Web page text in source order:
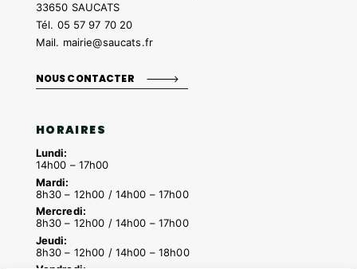
33650 SAUCATS
Tél. 05 57 97 70 20
Mail. mairie@saucats.fr
NOUS CONTACTER
HORAIRES
Lundi:
14h00 – 17h00
Mardi:
8h30 – 12h00 / 14h00 – 17h00
Mercredi:
8h30 – 12h00 / 14h00 – 17h00
Jeudi:
8h30 – 12h00 / 14h00 – 18h00